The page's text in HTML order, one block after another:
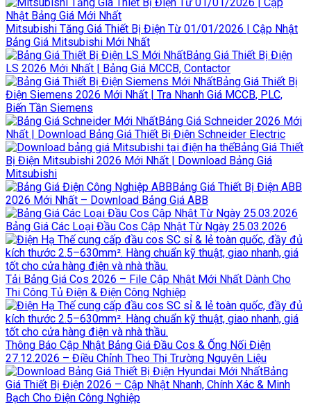
Mitsubishi Tăng Giá Thiết Bị Điện Từ 01/01/2026 | Cập Nhật
Bảng Giá Mitsubishi Mới Nhất
Bảng Giá Thiết Bị Điện
LS 2026 Mới Nhất | Bảng Giá MCCB, Contactor
Bảng Giá Thiết Bị
Điện Siemens 2026 Mới Nhất | Tra Nhanh Giá MCCB, PLC,
Biến Tần Siemens
Bảng Giá Schneider 2026 Mới
Nhất | Download Bảng Giá Thiết Bị Điện Schneider Electric
Bảng Giá Thiết
Bị Điện Mitsubishi 2026 Mới Nhất | Download Bảng Giá
Mitsubishi
Bảng Giá Thiết Bị Điện ABB
2026 Mới Nhất – Download Bảng Giá ABB
Bảng Giá Các Loại Đầu Cos Cập Nhật Từ Ngày 25.03.2026
Tải Bảng Giá Cos 2026 – File Cập Nhật Mới Nhất Dành Cho
Thi Công Tủ Điện & Điện Công Nghiệp
Thông Báo Cập Nhật Bảng Giá Đầu Cos & Ống Nối Điện
27.12.2026 – Điều Chỉnh Theo Thị Trường Nguyên Liệu
Bảng
Giá Thiết Bị Điện 2026 – Cập Nhật Nhanh, Chính Xác & Minh
Bạch Cho Điện Công Nghiệp